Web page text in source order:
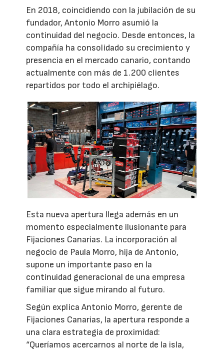
En 2018, coincidiendo con la jubilación de su
fundador, Antonio Morro asumió la
continuidad del negocio. Desde entonces, la
compañía ha consolidado su crecimiento y
presencia en el mercado canario, contando
actualmente con más de 1.200 clientes
repartidos por todo el archipiélago.
Esta nueva apertura llega además en un
momento especialmente ilusionante para
Fijaciones Canarias. La incorporación al
negocio de Paula Morro, hija de Antonio,
supone un importante paso en la
continuidad generacional de una empresa
familiar que sigue mirando al futuro.
Según explica Antonio Morro, gerente de
Fijaciones Canarias, la apertura responde a
una clara estrategia de proximidad:
“Queríamos acercarnos al norte de la isla,